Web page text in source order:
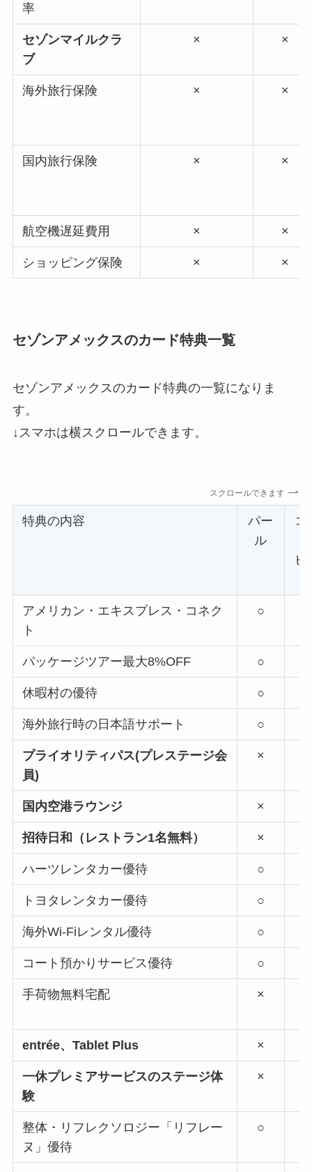
率
セゾンマイルクラ
ブ
× ×
海外旅行保険 × ×
国内旅行保険 × ×
航空機遅延費用 × ×
ショッピング保険 × ×
セゾンアメックスのカード特典一覧
セゾンアメックスのカード特典の一覧になりま
す。
↓スマホは横スクロールできます。
スクロールできます
特典の内容
パー
ル
コ
ビ
アメリカン・エキスプレス・コネク
ト
○
パッケージツアー最大8%OFF ○
休暇村の優待 ○
海外旅行時の日本語サポート ○
プライオリティパス(プレステージ会
員)
×
国内空港ラウンジ ×
招待日和（レストラン1名無料） ×
ハーツレンタカー優待 ○
トヨタレンタカー優待 ○
海外Wi-Fiレンタル優待 ○
コート預かりサービス優待 ○
手荷物無料宅配 ×
entrée、Tablet Plus ×
一休プレミアサービスのステージ体
験
×
整体・リフレクソロジー「リフレー
ヌ」優待
○